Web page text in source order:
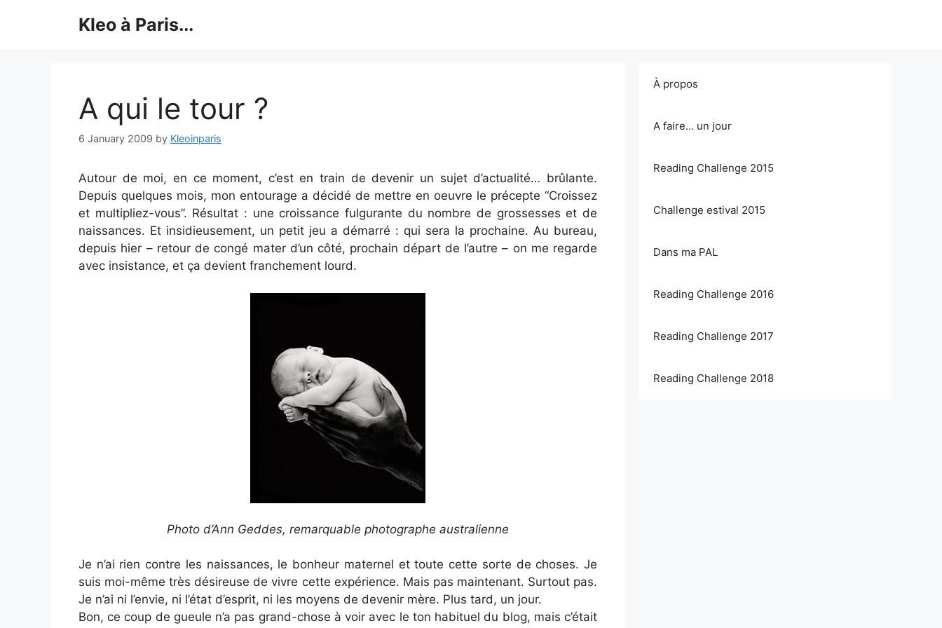
Kleo à Paris...
A qui le tour ?
6 January 2009 by Kleoinparis
Autour de moi, en ce moment, c’est en train de devenir un sujet d’actualité… brûlante.
Depuis quelques mois, mon entourage a décidé de mettre en oeuvre le précepte “Croissez
et multipliez-vous”. Résultat : une croissance fulgurante du nombre de grossesses et de
naissances. Et insidieusement, un petit jeu a démarré : qui sera la prochaine. Au bureau,
depuis hier – retour de congé mater d’un côté, prochain départ de l’autre – on me regarde
avec insistance, et ça devient franchement lourd.
Photo d’Ann Geddes, remarquable photographe australienne
Je n’ai rien contre les naissances, le bonheur maternel et toute cette sorte de choses. Je
suis moi-même très désireuse de vivre cette expérience. Mais pas maintenant. Surtout pas.
Je n’ai ni l’envie, ni l’état d’esprit, ni les moyens de devenir mère. Plus tard, un jour.
Bon, ce coup de gueule n’a pas grand-chose à voir avec le ton habituel du blog, mais c’était
À propos
A faire… un jour
Reading Challenge 2015
Challenge estival 2015
Dans ma PAL
Reading Challenge 2016
Reading Challenge 2017
Reading Challenge 2018